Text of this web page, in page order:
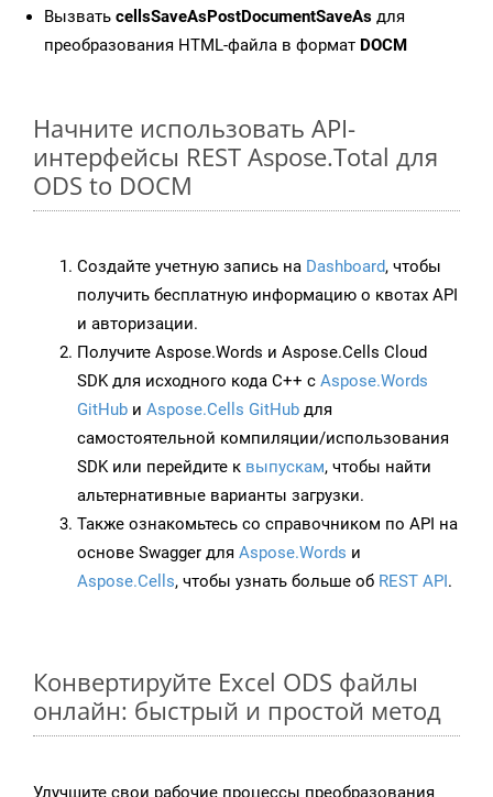
Вызвать cellsSaveAsPostDocumentSaveAs для
преобразования HTML-файла в формат DOCM
Начните использовать API-
интерфейсы REST Aspose.Total для
ODS to DOCM
Создайте учетную запись на Dashboard, чтобы
получить бесплатную информацию о квотах API
и авторизации.
Получите Aspose.Words и Aspose.Cells Cloud
SDK для исходного кода C++ с Aspose.Words
GitHub и Aspose.Cells GitHub для
самостоятельной компиляции/использования
SDK или перейдите к выпускам, чтобы найти
альтернативные варианты загрузки.
Также ознакомьтесь со справочником по API на
основе Swagger для Aspose.Words и
Aspose.Cells, чтобы узнать больше об REST API.
Конвертируйте Excel ODS файлы
онлайн: быстрый и простой метод
Улучшите свои рабочие процессы преобразования